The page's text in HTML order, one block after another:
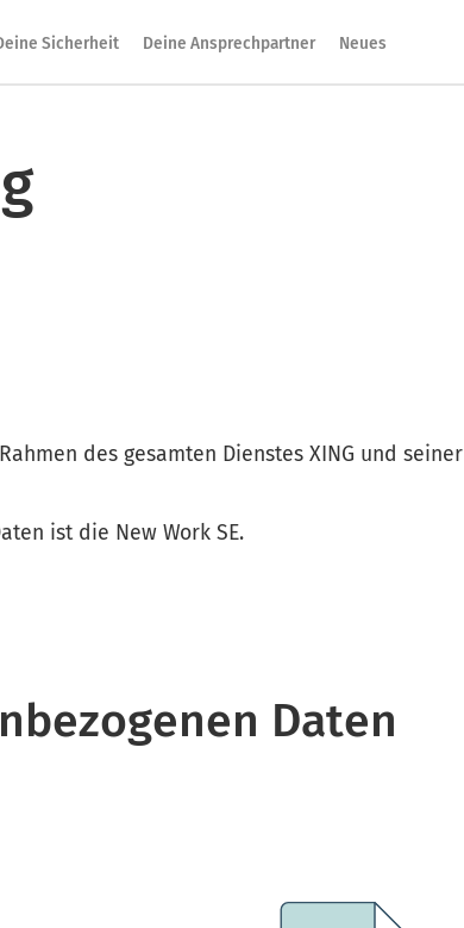
Sicherheit Deine Ansprechpartner Neues
des gesamten Dienstes XING und seiner
ist die New Work SE.
Daten